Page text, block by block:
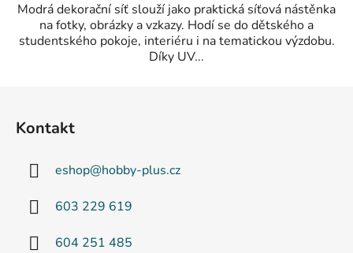
Modrá dekorační síť slouží jako praktická síťová nástěnka
na fotky, obrázky a vzkazy. Hodí se do dětského a
studentského pokoje, interiéru i na tematickou výzdobu.
Díky UV...
Kontakt
eshop@hobby-plus.cz
603 229 619
604 251 485